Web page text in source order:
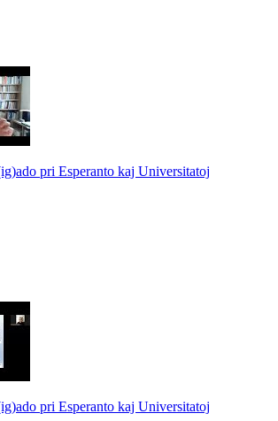
pri Esperanto kaj Universitatoj
pri Esperanto kaj Universitatoj